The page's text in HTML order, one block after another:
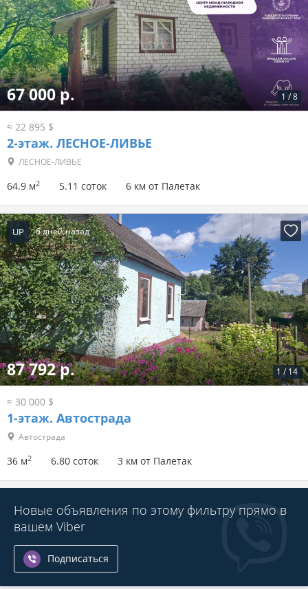
1 /8
67 000 р.
≈ 22 895 $
2-этаж. ЛЕСНОЕ-ЛИВЬЕ
ЛЕСНОЕ-ЛИВЬЕ
64.9 м2 5.11 соток 6 км от Палетак
UP 6 дней назад
1 / 14
87 792 р.
≈ 30 000 $
1-этаж. Автострада
Автострада
36 м2 6.80 соток 3 км от Палетак
Новые объявления по этому фильтру прямо в
вашем Viber
Подписаться